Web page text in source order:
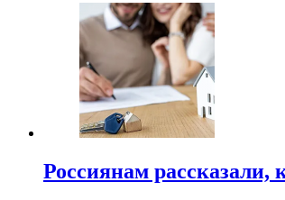
Россиянам рассказали,